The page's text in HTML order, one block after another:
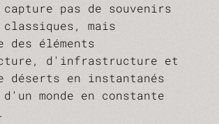
pas de souvenirs
classiques, mais
des éléments
d'infrastructure et
déserts en instantanés
monde en constante